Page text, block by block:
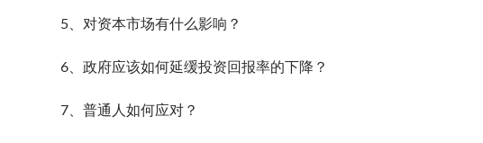
5、对资本市场有什么影响？
6、政府应该如何延缓投资回报率的下降？
7、普通人如何应对？